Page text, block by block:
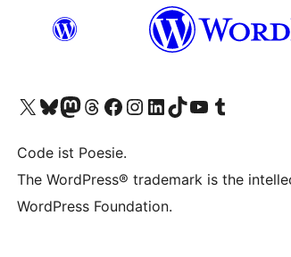
Unser X-Konto (früher Twitter) besuchen
Unser Bluesky-Konto besuchen
Unser Mastodon-Konto besuchen
Unser Threads-Konto besuchen
Unsere Facebook-Seite besuchen
Unser Instagram-Konto besuchen
Unser LinkedIn-Konto besuchen
Unser TikTok-Konto besuchen
Unseren YouTube-Kanal besuchen
Unser Tumblr-Konto
Code ist Poesie.
The WordPress® trademark is the
WordPress Foundation.